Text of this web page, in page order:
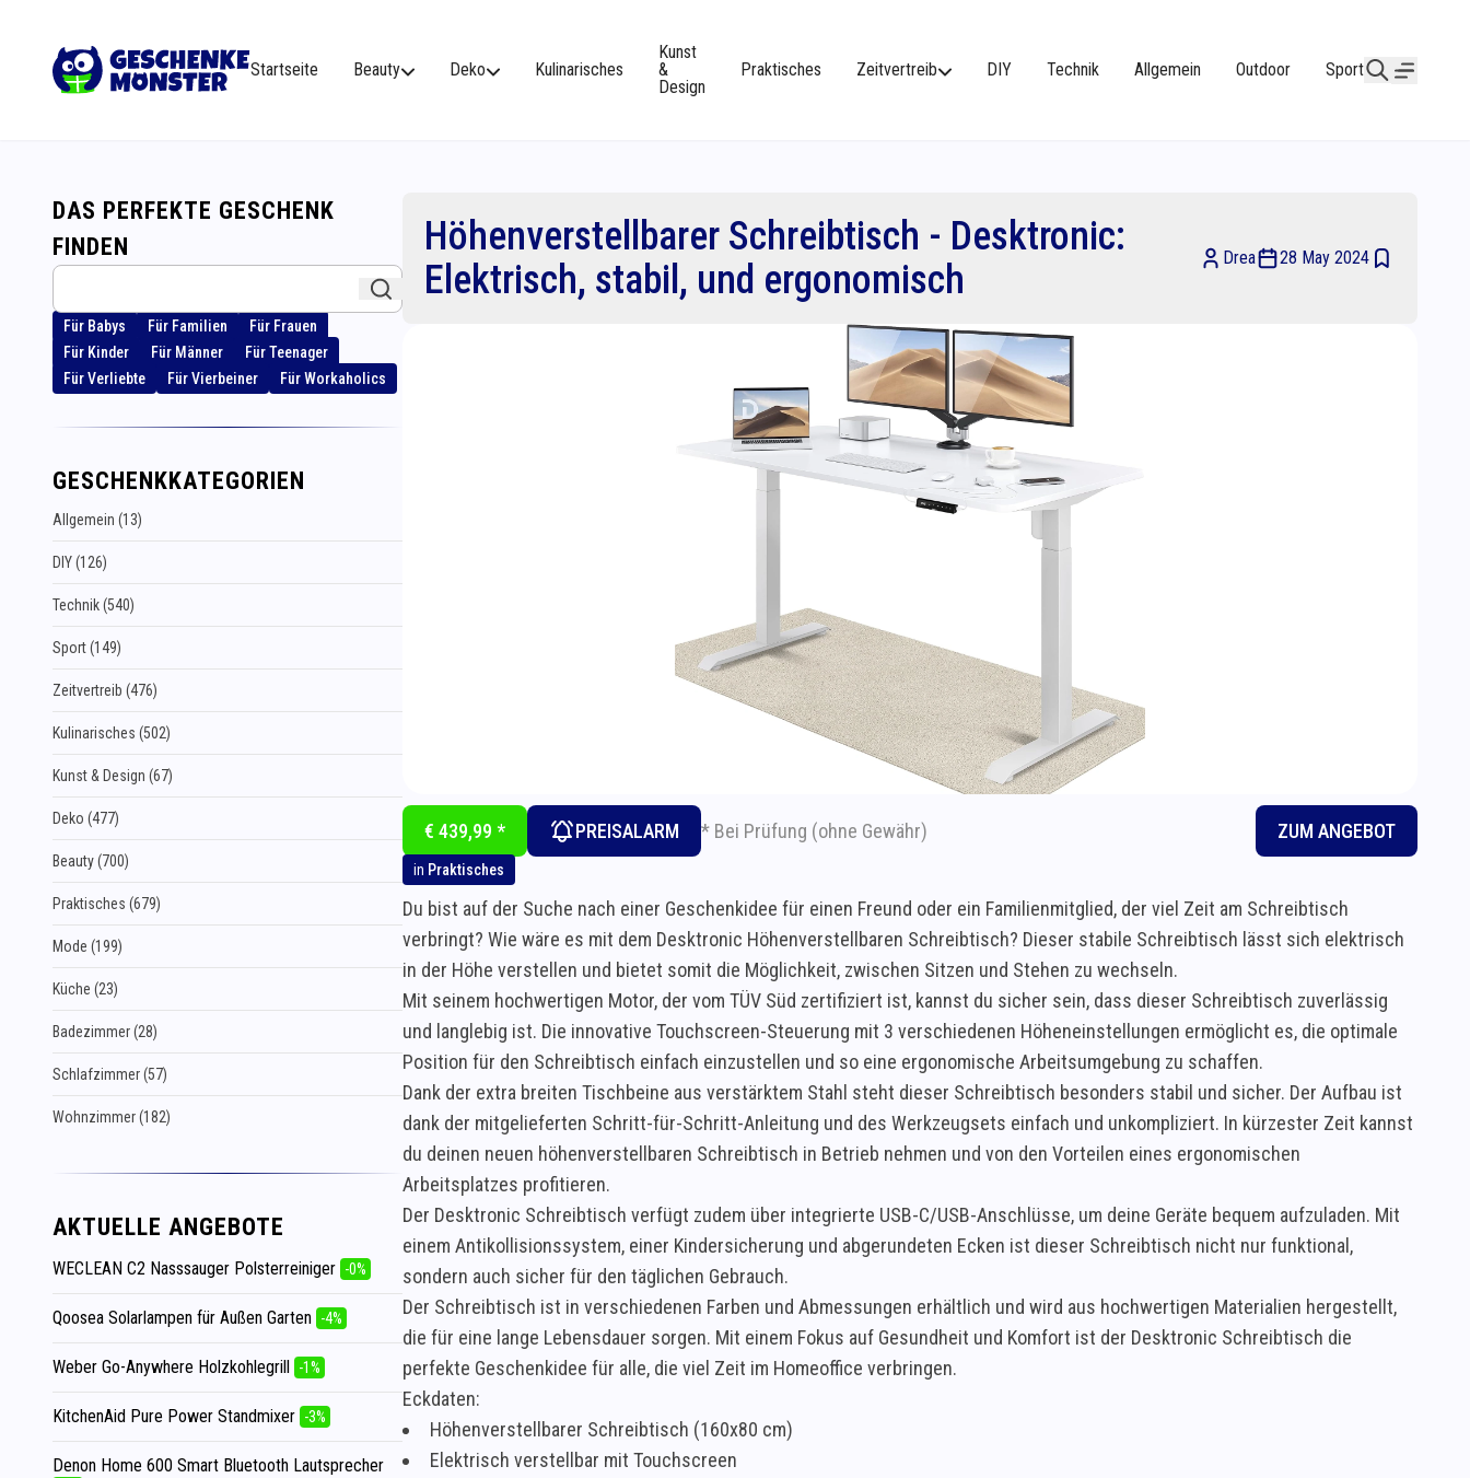
Startseite Beauty Deko Kulinarisches
Kunst
&
Design
Praktisches Zeitvertreib DIY Technik Allgemein Outdoor Sport
Höhenverstellbarer Schreibtisch - Desktronic:
Elektrisch, stabil, und ergonomisch
Drea 28 May 2024
€ 439,99 * PREISALARM * Bei Prüfung (ohne Gewähr) ZUM ANGEBOT
in Praktisches
Du bist auf der Suche nach einer Geschenkidee für einen Freund oder ein Familienmitglied, der viel Zeit am Schreibtisch
verbringt? Wie wäre es mit dem Desktronic Höhenverstellbaren Schreibtisch? Dieser stabile Schreibtisch lässt sich elektrisch
in der Höhe verstellen und bietet somit die Möglichkeit, zwischen Sitzen und Stehen zu wechseln.
Mit seinem hochwertigen Motor, der vom TÜV Süd zertifiziert ist, kannst du sicher sein, dass dieser Schreibtisch zuverlässig
und langlebig ist. Die innovative Touchscreen-Steuerung mit 3 verschiedenen Höheneinstellungen ermöglicht es, die optimale
Position für den Schreibtisch einfach einzustellen und so eine ergonomische Arbeitsumgebung zu schaffen.
Dank der extra breiten Tischbeine aus verstärktem Stahl steht dieser Schreibtisch besonders stabil und sicher. Der Aufbau ist
dank der mitgelieferten Schritt-für-Schritt-Anleitung und des Werkzeugsets einfach und unkompliziert. In kürzester Zeit kannst
du deinen neuen höhenverstellbaren Schreibtisch in Betrieb nehmen und von den Vorteilen eines ergonomischen
Arbeitsplatzes profitieren.
Der Desktronic Schreibtisch verfügt zudem über integrierte USB-C/USB-Anschlüsse, um deine Geräte bequem aufzuladen. Mit
einem Antikollisionssystem, einer Kindersicherung und abgerundeten Ecken ist dieser Schreibtisch nicht nur funktional,
sondern auch sicher für den täglichen Gebrauch.
Der Schreibtisch ist in verschiedenen Farben und Abmessungen erhältlich und wird aus hochwertigen Materialien hergestellt,
die für eine lange Lebensdauer sorgen. Mit einem Fokus auf Gesundheit und Komfort ist der Desktronic Schreibtisch die
perfekte Geschenkidee für alle, die viel Zeit im Homeoffice verbringen.
Eckdaten:
Höhenverstellbarer Schreibtisch (160x80 cm)
Elektrisch verstellbar mit Touchscreen
DAS PERFEKTE GESCHENK
FINDEN
Für Babys Für Familien
Für Frauen
Für Kinder
Für Männer
Für Teenager
Für Verliebte
Für Vierbeiner Für Workaholics
GESCHENKKATEGORIEN
Allgemein (13)
DIY (126)
Technik (540)
Sport (149)
Zeitvertreib (476)
Kulinarisches (502)
Kunst & Design (67)
Deko (477)
Beauty (700)
Praktisches (679)
Mode (199)
Küche (23)
Badezimmer (28)
Schlafzimmer (57)
Wohnzimmer (182)
AKTUELLE ANGEBOTE
WECLEAN C2 Nasssauger Polsterreiniger -0%
Qoosea Solarlampen für Außen Garten -4%
Weber Go-Anywhere Holzkohlegrill -1%
KitchenAid Pure Power Standmixer -3%
Denon Home 600 Smart Bluetooth Lautsprecher